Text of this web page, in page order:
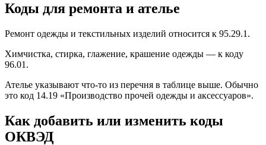
Коды для ремонта и ателье
Ремонт одежды и текстильных изделий относится к 95.29.1.
Химчистка, стирка, глажение, крашение одежды — к коду
96.01.
Ателье указывают что-то из перечня в таблице выше. Обычно
это код 14.19 «Производство прочей одежды и аксессуаров».
Как добавить или изменить коды
ОКВЭД